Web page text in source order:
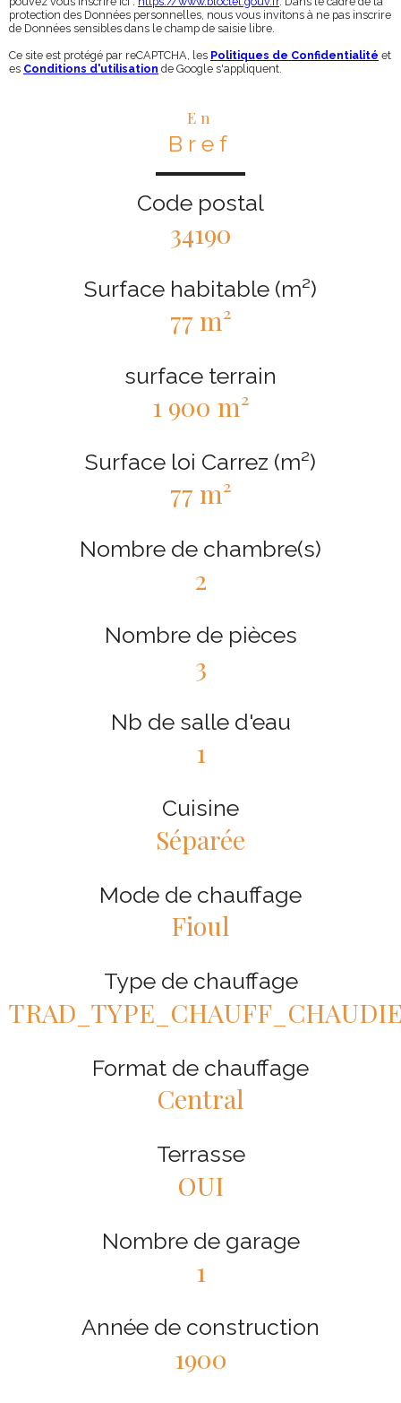
protection des Données personnelles, nous vous invitons à ne pas inscrire
de Données sensibles dans le champ de saisie libre.
Ce site est protégé par reCAPTCHA, les Politiques de Confidentialité et
es Conditions d'utilisation de Google s'appliquent.
En
Bref
Code postal
34190
Surface habitable (m²)
77 m²
surface terrain
1 900 m²
Surface loi Carrez (m²)
77 m²
Nombre de chambre(s)
2
Nombre de pièces
3
Nb de salle d'eau
1
Cuisine
Séparée
Mode de chauffage
Fioul
Type de chauffage
Format de chauffage
Central
Terrasse
OUI
Nombre de garage
1
Année de construction
1900